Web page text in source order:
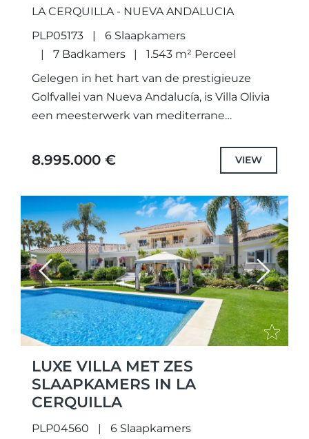
LA CERQUILLA - NUEVA ANDALUCIA
PLP05173
6 Slaapkamers
7 Badkamers
1.543 m² Perceel
Gelegen in het hart van de prestigieuze
Golfvallei van Nueva Andalucía, is Villa Olivia
een meesterwerk van mediterrane
Balinese accenten. Deze uitzonderlijke
8.995.000 € VIEW
Previous Next
LUXE VILLA MET ZES
SLAAPKAMERS IN LA
CERQUILLA
PLP04560 6 Slaapkamers